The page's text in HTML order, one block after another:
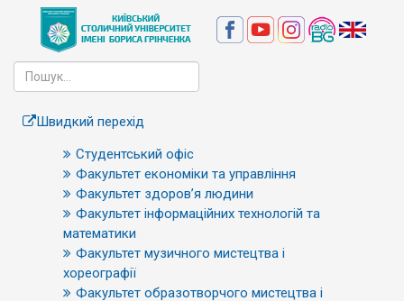
Швидкий перехід
Студентський офіс
Факультет економіки та управління
Факультет здоров’я людини
Факультет інформаційних технологій та
математики
Факультет музичного мистецтва і
хореографії
Факультет образотворчого мистецтва і